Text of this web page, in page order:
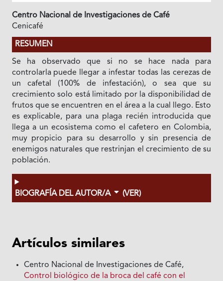
Centro Nacional de Investigaciones de Café
Cenicafé
RESUMEN
Se ha observado que si no se hace nada para
controlarla puede llegar a infestar todas las cerezas de
un cafetal (100% de infestación), o sea que su
crecimiento solo está limitado por la disponibilidad de
frutos que se encuentren en el área a la cual llego. Esto
es explicable, para una plaga recién introducida que
llega a un ecosistema como el cafetero en Colombia,
muy propicio para su desarrollo y sin presencia de
enemigos naturales que restrinjan el crecimiento de su
población.
BIOGRAFÍA DEL AUTOR/A (VER)
Artículos similares
Centro Nacional de Investigaciones de Café,
Control biológico de la broca del café con el